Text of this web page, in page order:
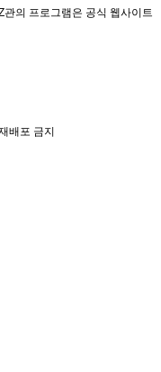
의 프로그램은 공식 웹사이트
배포 금지